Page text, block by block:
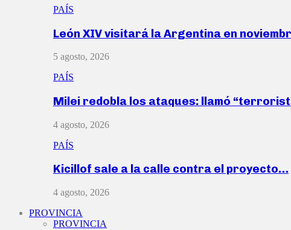
PAÍS
León XIV visitará la Argentina en
5 agosto, 2026
PAÍS
Milei redobla los ataques: llamó
4 agosto, 2026
PAÍS
Kicillof sale a la calle contra el proyecto…
4 agosto, 2026
PROVINCIA
PROVINCIA